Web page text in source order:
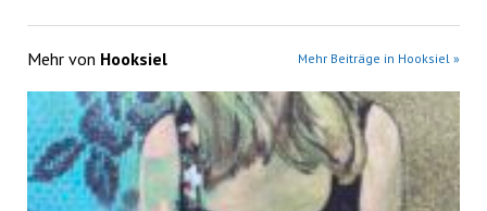
Mehr von Hooksiel Mehr Beiträge in Hooksiel »